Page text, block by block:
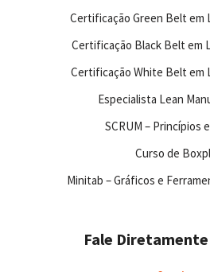
Certificação Green Belt em
Certificação Black Belt em
Certificação White Belt em
Especialista Lean
SCRUM – Princípios
Curso de
Minitab – Gráficos e
Fale